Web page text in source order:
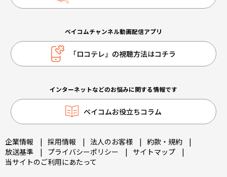
ベイコムチャンネル動画配信アプリ
「ロコテレ」の視聴方法はコチラ
インターネットなどのお悩みに関する情報です
ベイコムお役立ちコラム
企業情報 | 採用情報 | 法人のお客様 | 約款・規約
|
放送基準
| プライバシーポリシー | サイトマップ
|
当サイトのご利用にあたって